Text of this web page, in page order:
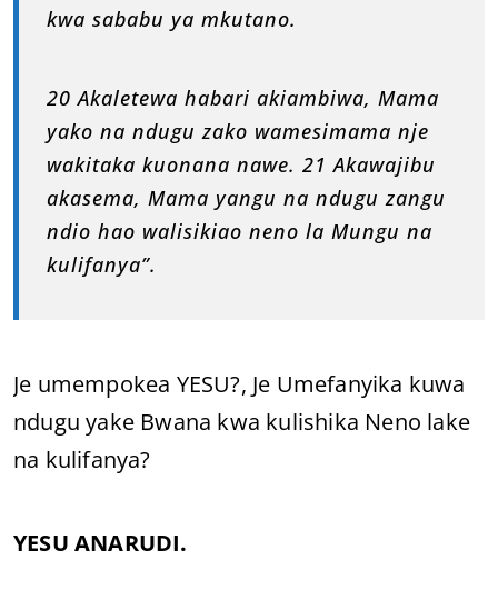
kwa sababu ya mkutano.
20 Akaletewa habari akiambiwa, Mama
yako na ndugu zako wamesimama nje
wakitaka kuonana nawe. 21 Akawajibu
akasema, Mama yangu na ndugu zangu
ndio hao walisikiao neno la Mungu na
kulifanya”.
Je umempokea YESU?, Je Umefanyika kuwa
ndugu yake Bwana kwa kulishika Neno lake
na kulifanya?
YESU ANARUDI.